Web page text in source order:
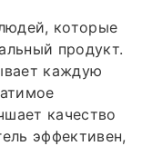
которые
продукт.
каждую
качество
эффективен,